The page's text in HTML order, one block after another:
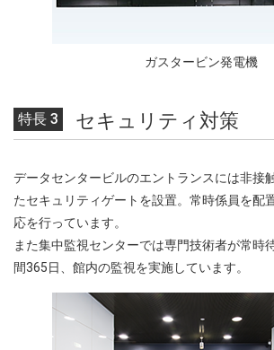
ガスタービン発電機
特長 3 セキュリティ対策
データセンタービルのエントランスには非接
たセキュリティゲートを設置。常時係員を配
応を行っています。
また集中監視センターでは専門技術者が常時
間365日、館内の監視を実施しています。